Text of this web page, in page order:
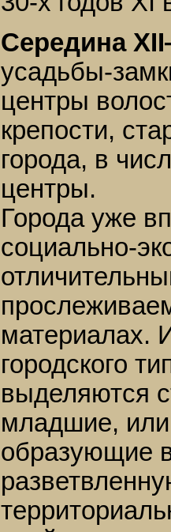
Середина
усадьбы-
центры
крепости,
города, в
центры.
Города уже
социально-
материалах.
городского
выделяются
младшие,
образующие